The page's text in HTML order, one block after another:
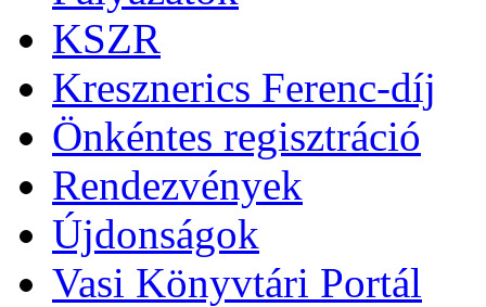
KSZR
Kresznerics Ferenc-díj
Önkéntes regisztráció
Rendezvények
Újdonságok
Vasi Könyvtári Portál